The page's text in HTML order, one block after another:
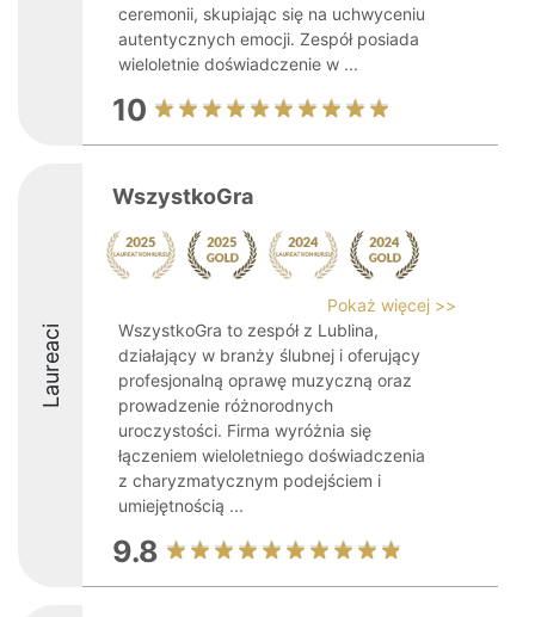
ceremonii, skupiając się na uchwyceniu
autentycznych emocji. Zespół posiada
wieloletnie doświadczenie w ...
10
Laureaci
WszystkoGra
Pokaż więcej >>
WszystkoGra to zespół z Lublina,
działający w branży ślubnej i oferujący
profesjonalną oprawę muzyczną oraz
prowadzenie różnorodnych
uroczystości. Firma wyróżnia się
łączeniem wieloletniego doświadczenia
z charyzmatycznym podejściem i
umiejętnością ...
9.8